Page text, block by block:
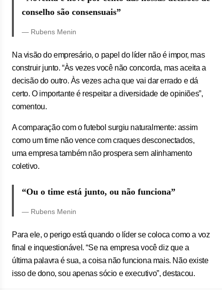
conselho são consensuais”
— Rubens Menin
Na visão do empresário, o papel do líder não é impor, mas
construir junto. “Às vezes você não concorda, mas aceita a
decisão do outro. Às vezes acha que vai dar errado e dá
certo. O importante é respeitar a diversidade de opiniões”,
comentou.
A comparação com o futebol surgiu naturalmente: assim
como um time não vence com craques desconectados,
uma empresa também não prospera sem alinhamento
coletivo.
“Ou o time está junto, ou não funciona”
— Rubens Menin
Para ele, o perigo está quando o líder se coloca como a voz
final e inquestionável. “Se na empresa você diz que a
última palavra é sua, a coisa não funciona mais. Não existe
isso de dono, sou apenas sócio e executivo”, destacou.